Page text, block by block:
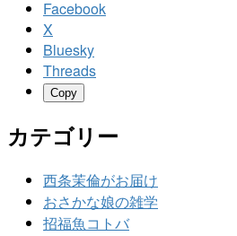
Facebook
X
Bluesky
Threads
Copy
カテゴリー
西条茉倫がお届け
おさかな娘の雑学
招福魚コトバ